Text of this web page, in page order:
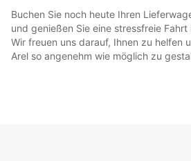
Buchen Sie noch heute Ihren
und genießen Sie eine stressfreie
Wir freuen uns darauf, Ihnen zu helfen
Arel so angenehm wie möglich zu